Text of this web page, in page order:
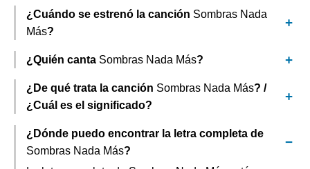
¿Cuándo se estrenó la canción Sombras Nada
Más?
¿Quién canta Sombras Nada Más?
¿De qué trata la canción Sombras Nada Más? /
¿Cuál es el significado?
¿Dónde puedo encontrar la letra completa de
Sombras Nada Más?